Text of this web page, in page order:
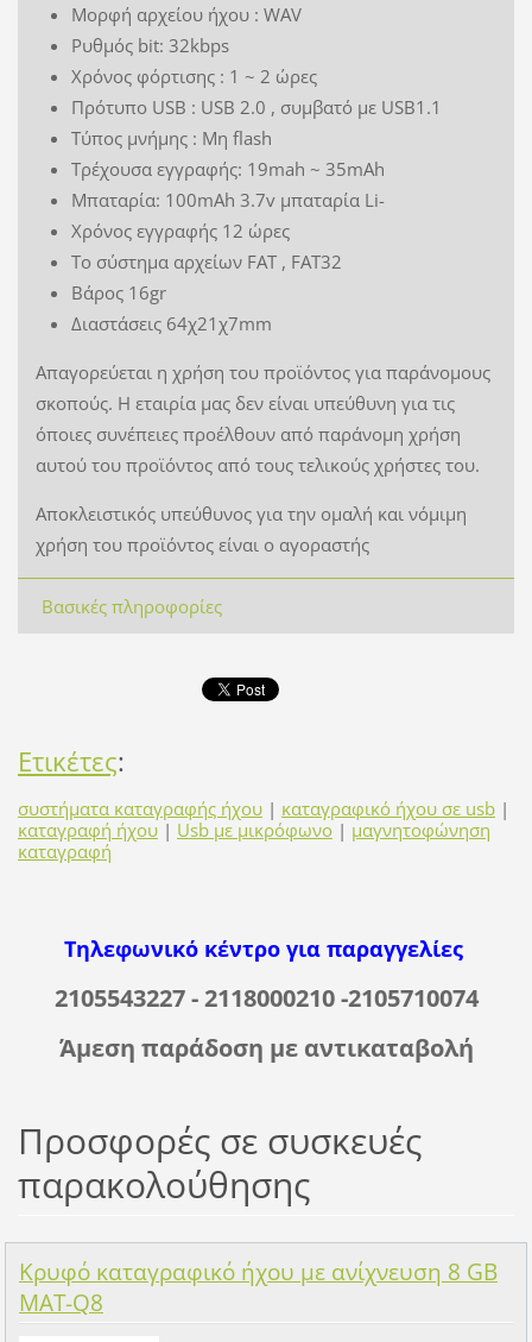
Μορφή αρχείου ήχου : WAV
Ρυθμός bit: 32kbps
Χρόνος φόρτισης : 1 ~ 2 ώρες
Πρότυπο USB : USB 2.0 , συμβατό με USB1.1
Τύπος μνήμης : Μη flash
Τρέχουσα εγγραφής: 19mah ~ 35mAh
Μπαταρία: 100mAh 3.7v μπαταρία Li-
Χρόνος εγγραφής 12 ώρες
Το σύστημα αρχείων FAT , FAT32
Βάρος 16gr
Διαστάσεις 64χ21χ7mm
Απαγορεύεται η χρήση του προϊόντος για παράνομους
σκοπούς. Η εταιρία μας δεν είναι υπεύθυνη για τις
όποιες συνέπειες προέλθουν από παράνομη χρήση
αυτού του προϊόντος από τους τελικούς χρήστες του.
Αποκλειστικός υπεύθυνος για την ομαλή και νόμιμη
χρήση του προϊόντος είναι ο αγοραστής
Βασικές πληροφορίες
Ετικέτες:
συστήματα καταγραφής ήχου | καταγραφικό ήχου σε usb |
καταγραφή ήχου | Usb με μικρόφωνο | μαγνητοφώνηση
καταγραφή
Τηλεφωνικό κέντρο για παραγγελίες
2105543227 - 2118000210 -2105710074
Άμεση παράδοση με αντικαταβολή
Προσφορές σε συσκευές
παρακολούθησης
Κρυφό καταγραφικό ήχου με ανίχνευση 8 GB
MAT-Q8